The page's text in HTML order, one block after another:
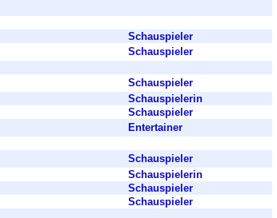
Schauspieler
Schauspieler
Schauspieler
Schauspielerin
Schauspieler
Entertainer
Schauspieler
Schauspielerin
Schauspieler
Schauspieler